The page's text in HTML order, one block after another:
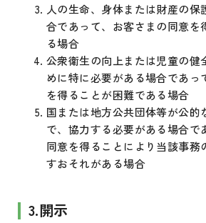
人の生命、身体または財産の保
合であって、お客さまの同意を
る場合
公衆衛生の向上または児童の健
めに特に必要がある場合であっ
を得ることが困難である場合
国または地方公共団体等が公的
で、協力する必要がある場合で
同意を得ることにより当該事務
すおそれがある場合
3.開示